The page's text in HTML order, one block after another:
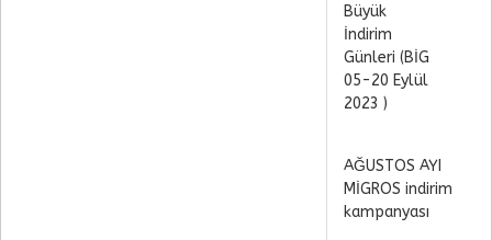
Büyük
İndirim
Günleri (BİG
05-20 Eylül
2023 )
AĞUSTOS AYI
MİGROS indirim
kampanyası